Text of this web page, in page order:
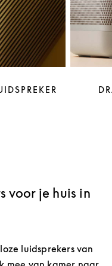
voor je huis in
luidsprekers van